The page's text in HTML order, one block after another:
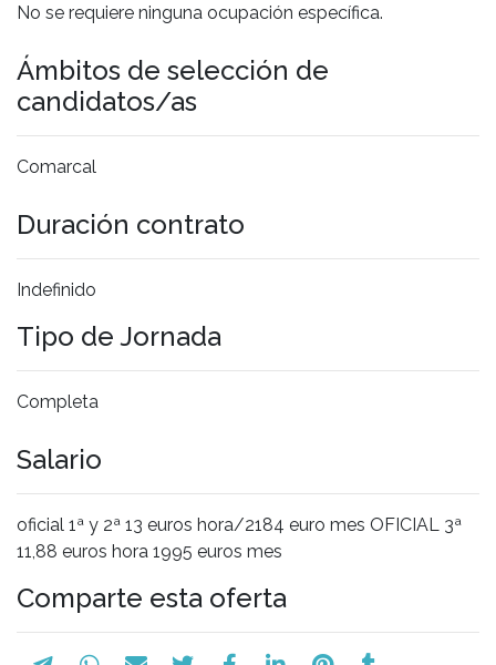
No se requiere ninguna ocupación específica.
Ámbitos de selección de
candidatos/as
Comarcal
Duración contrato
Indefinido
Tipo de Jornada
Completa
Salario
oficial 1ª y 2ª 13 euros hora/2184 euro mes OFICIAL 3ª
11,88 euros hora 1995 euros mes
Comparte esta oferta